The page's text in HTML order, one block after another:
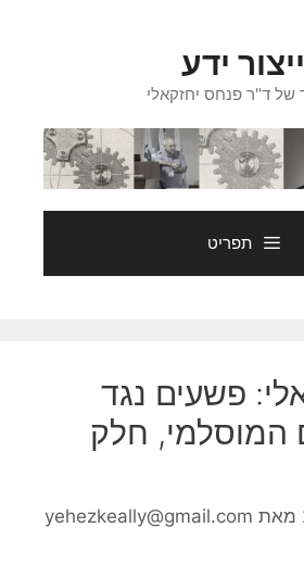
ייצור ידע
של ד"ר פנחס יחזקאלי
תפריט
פשעים נגד
המוסלמי, חלק
מאת yehezkeally@gmail.com